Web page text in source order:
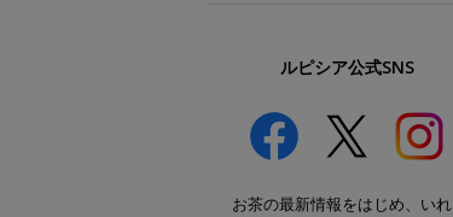
ルピシア公式SNS
お茶の最新情報をはじめ、いれ